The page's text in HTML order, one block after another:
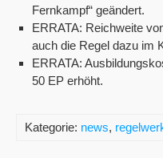
Fernkampf“ geändert.
ERRATA: Reichweite
auch die Regel dazu im
ERRATA:
50 EP erhöht.
Kategorie: news,